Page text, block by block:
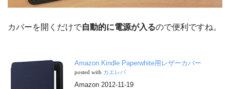
カバーを開くだけで自動的に電源が入るので便利ですね。
Amazon Kindle Paperwhite用レザーカバー
posted with カエレバ
Amazon 2012-11-19